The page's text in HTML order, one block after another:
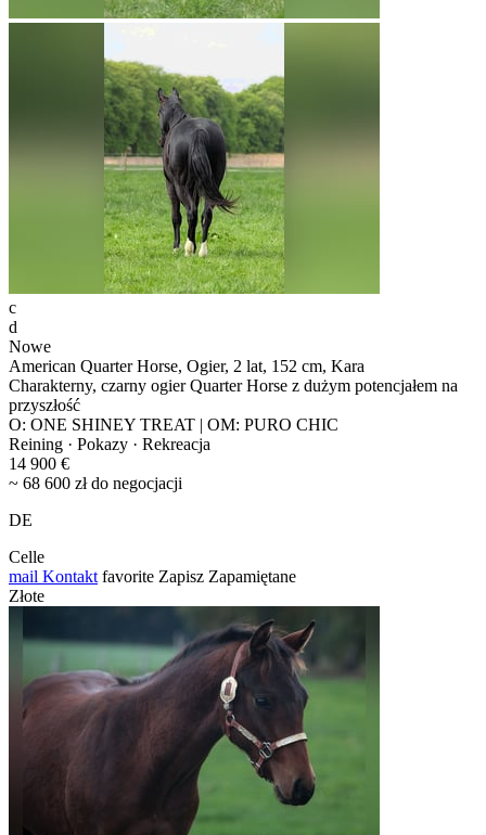
c
d
Nowe
American Quarter Horse, Ogier, 2 lat, 152 cm, Kara
Charakterny, czarny ogier Quarter Horse z dużym potencjałem na
przyszłość
O: ONE SHINEY TREAT | OM: PURO CHIC
Reining · Pokazy · Rekreacja
14 900 €
~ 68 600 zł do negocjacji
DE
Celle
mail Kontakt favorite Zapisz Zapamiętane
Złote